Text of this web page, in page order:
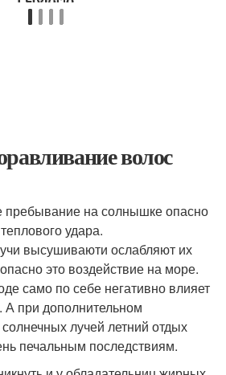
волос
на солнышке опасно
удара.
высушиваюти ослабляют их
это воздействие на море.
само по себе негативно влияет
А при дополнительном
лучей летний отдых
печальным последствиям.